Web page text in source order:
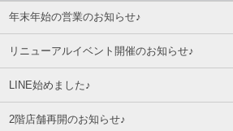
年末年始の営業のお知らせ♪
リニューアルイベント開催のお知らせ♪
LINE始めました♪
2階店舗再開のお知らせ♪